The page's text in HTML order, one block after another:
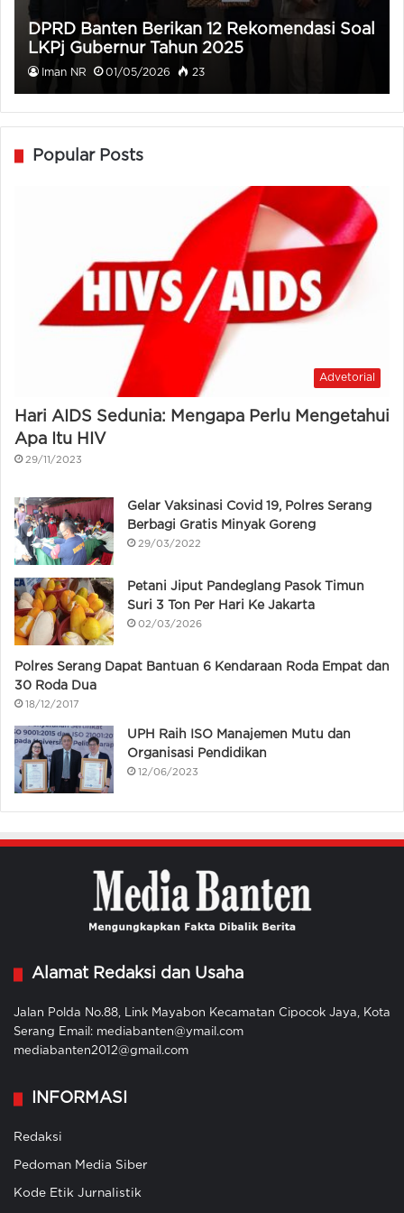
DPRD Banten Berikan 12 Rekomendasi Soal
LKPj Gubernur Tahun 2025
Iman NR 01/05/2026 23
Popular Posts
Advetorial
Hari AIDS Sedunia: Mengapa Perlu Mengetahui
Apa Itu HIV
29/11/2023
Gelar Vaksinasi Covid 19, Polres Serang
Berbagi Gratis Minyak Goreng
29/03/2022
Petani Jiput Pandeglang Pasok Timun
Suri 3 Ton Per Hari Ke Jakarta
02/03/2026
Polres Serang Dapat Bantuan 6 Kendaraan Roda Empat dan
30 Roda Dua
18/12/2017
UPH Raih ISO Manajemen Mutu dan
Organisasi Pendidikan
12/06/2023
Alamat Redaksi dan Usaha
Jalan Polda No.88, Link Mayabon Kecamatan Cipocok Jaya, Kota
Serang Email: mediabanten@ymail.com
mediabanten2012@gmail.com
INFORMASI
Redaksi
Pedoman Media Siber
Kode Etik Jurnalistik